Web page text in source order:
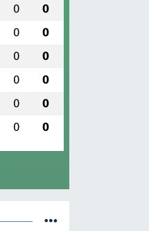
0 0
0 0
0 0
0 0
0 0
0 0